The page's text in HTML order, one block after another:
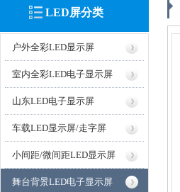
LED屏分类
户外全彩LED显示屏
室内全彩LED电子显示屏
山东LED电子显示屏
车载LED显示屏/走字屏
小间距/微间距LED显示屏
舞台背景LED电子显示屏